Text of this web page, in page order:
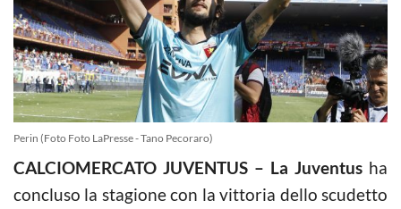
Perin (Foto Foto LaPresse - Tano Pecoraro)
CALCIOMERCATO JUVENTUS – La Juventus ha
concluso la stagione con la vittoria dello scudetto